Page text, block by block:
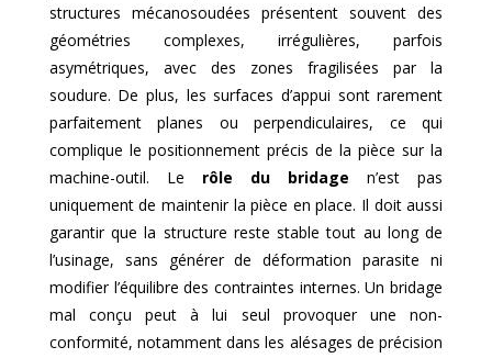
structures mécanosoudées présentent souvent des
géométries complexes, irrégulières, parfois
asymétriques, avec des zones fragilisées par la
soudure. De plus, les surfaces d’appui sont rarement
parfaitement planes ou perpendiculaires, ce qui
complique le positionnement précis de la pièce sur la
machine-outil. Le rôle du bridage n’est pas
uniquement de maintenir la pièce en place. Il doit aussi
garantir que la structure reste stable tout au long de
l’usinage, sans générer de déformation parasite ni
modifier l’équilibre des contraintes internes. Un bridage
mal conçu peut à lui seul provoquer une non-
conformité, notamment dans les alésages de précision